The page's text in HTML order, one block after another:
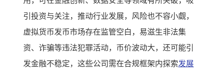
引投资与关注，推动行业发展，风险也不容小觑，
虚拟货币发币市场存在监管空白，易滋生非法集
资、诈骗等违法犯罪活动，币价波动大，还可能引
发金融不稳定，这些公司需在合规框架内探索发展